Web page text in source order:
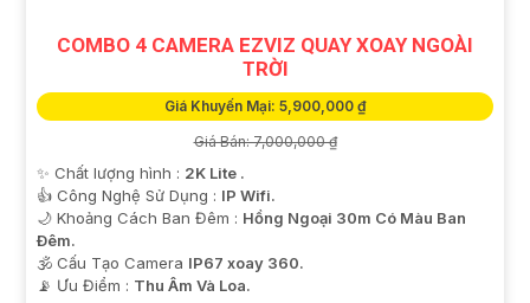
COMBO 4 CAMERA EZVIZ QUAY XOAY NGOÀI
TRỜI
Giá Khuyến Mại: 5,900,000 ₫
Giá Bán: 7,000,000 ₫
✨ Chất lượng hình : 2K Lite .
👍 Công Nghệ Sử Dụng : IP Wifi.
🌙 Khoảng Cách Ban Đêm : Hồng Ngoại 30m Có Màu Ban
Ðêm.
🕉️ Cấu Tạo Camera IP67 xoay 360.
️📡 Ưu Điểm : Thu Âm Và Loa.